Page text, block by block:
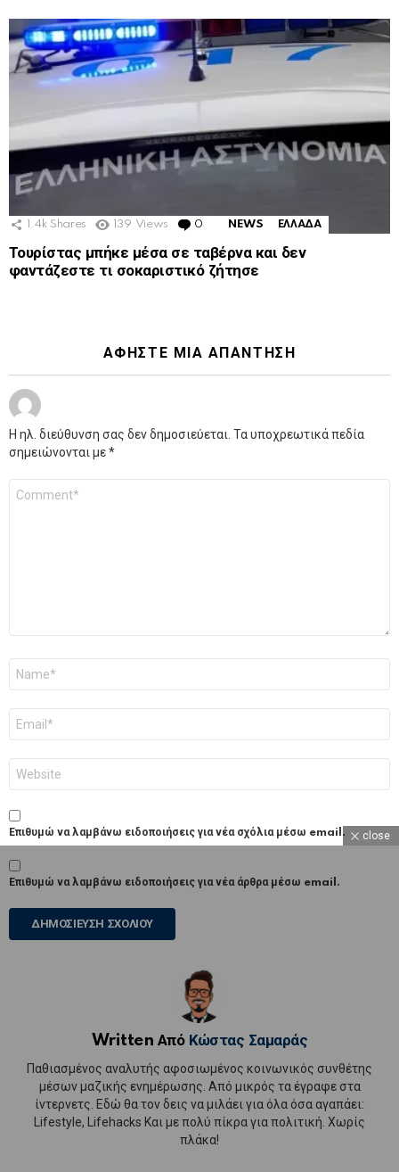
1.4k Shares 139 Views 0 Comments
NEWS ΕΛΛΑΔΑ
Τουρίστας μπήκε μέσα σε ταβέρνα και δεν
φαντάζεστε τι σοκαριστικό ζήτησε
ΑΦΉΣΤΕ ΜΙΑ ΑΠΆΝΤΗΣΗ
Η ηλ. διεύθυνση σας δεν δημοσιεύεται. Τα υποχρεωτικά πεδία
σημειώνονται με*
Επιθυμώ να λαμβάνω ειδοποιήσεις για νέα σχόλια μέσω email.
Επιθυμώ να λαμβάνω ειδοποιήσεις για νέα άρθρα μέσω email.
Written Από Κώστας Σαμαράς
Παθιασμένος αναλυτής αφοσιωμένος κοινωνικός συνθέτης
μέσων μαζικής ενημέρωσης. Από μικρός τα έγραφε στα
ίντερνετς. Εδώ θα τον δεις να μιλάει για όλα όσα αγαπάει:
Lifestyle, Lifehacks Και με πολύ πίκρα για πολιτική. Χωρίς
πλάκα!
close